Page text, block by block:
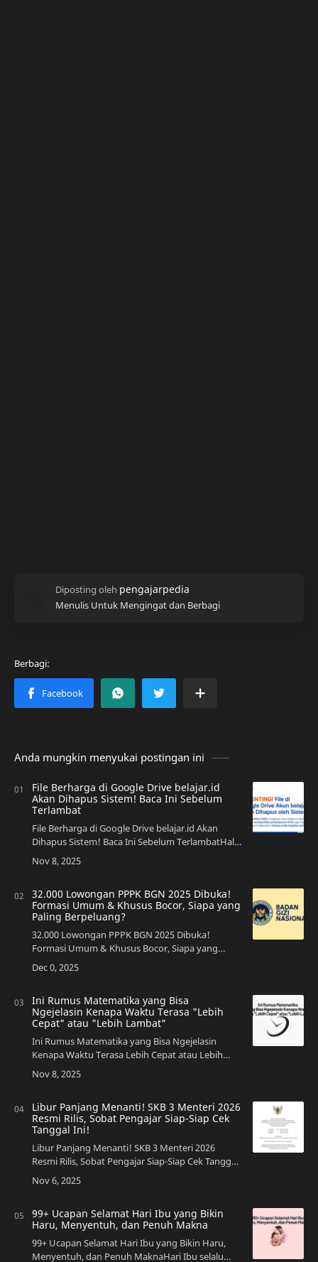
Menulis Untuk Mengingat dan Berbagi
Anda mungkin menyukai postingan ini
File Berharga di Google Drive belajar.id
Akan Dihapus Sistem! Baca Ini Sebelum
Terlambat
File Berharga di Google Drive belajar.id Akan
Dihapus Sistem! Baca Ini Sebelum TerlambatHalo,
sobat pengajar dan para pengguna setia akun
belajar.id! Ada kabar yang sangat krusial …
32.000 Lowongan PPPK BGN 2025 Dibuka!
Formasi Umum & Khusus Bocor, Siapa yang
Paling Berpeluang?
32.000 Lowongan PPPK BGN 2025 Dibuka!
Formasi Umum & Khusus Bocor, Siapa yang
Paling Berpeluang?Program Makan Bergizi Gratis
(MBG) menjadi salah satu prioritas besar
Ini Rumus Matematika yang Bisa
Ngejelasin Kenapa Waktu Terasa "Lebih
Cepat" atau "Lebih Lambat"
Ini Rumus Matematika yang Bisa Ngejelasin
Kenapa Waktu Terasa Lebih Cepat atau Lebih
LambatPernah merasa 1 jam nunggu jam pulang
sekolah terasa selamanya, tapi 1 jam main HP
Libur Panjang Menanti! SKB 3 Menteri 2026
Resmi Rilis, Sobat Pengajar Siap-Siap Cek
Tanggal Ini!
Libur Panjang Menanti! SKB 3 Menteri 2026
Resmi Rilis, Sobat Pengajar Siap-Siap Cek Tanggal
Ini!Hai sobat pengajar dan para pekerja di
seluruh Indonesia! Ada kabar gembira yang pas…
99+ Ucapan Selamat Hari Ibu yang Bikin
Haru, Menyentuh, dan Penuh Makna
99+ Ucapan Selamat Hari Ibu yang Bikin Haru,
Menyentuh, dan Penuh MaknaHari Ibu selalu